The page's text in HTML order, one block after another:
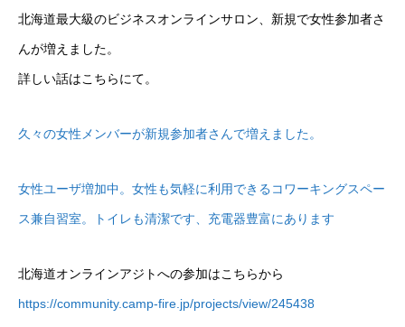
北海道最大級のビジネスオンラインサロン、新規で女性参加者さ
んが増えました。
詳しい話はこちらにて。
久々の女性メンバーが新規参加者さんで増えました。
女性ユーザ増加中。女性も気軽に利用できるコワーキングスペー
ス兼自習室。トイレも清潔です、充電器豊富にあります
北海道オンラインアジトへの参加はこちらから
https://community.camp-fire.jp/projects/view/245438